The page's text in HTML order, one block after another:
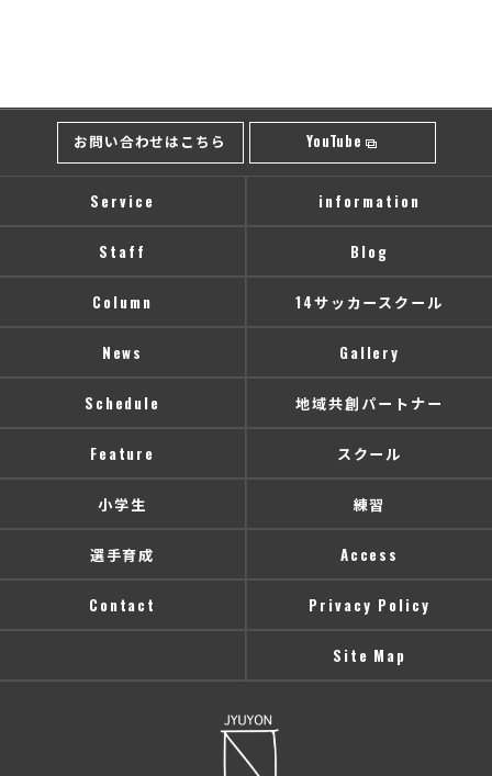
お問い合わせはこちら YouTube
Service information
Staff Blog
Column 14サッカースクール
News Gallery
Schedule 地域共創パートナー
Feature スクール
小学生 練習
選手育成 Access
Contact Privacy Policy
Site Map